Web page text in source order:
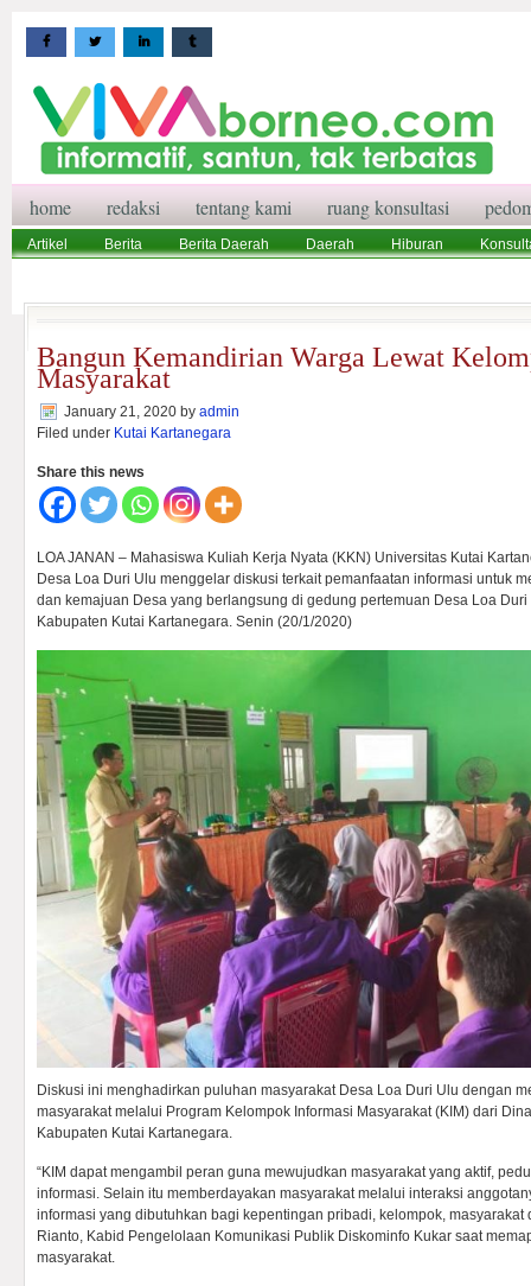
home redaksi tentang kami ruang konsultasi
Artikel Berita Berita Daerah Daerah Hiburan
Bangun Kemandirian Warga Lewat
Masyarakat
January 21, 2020 by admin
Filed under Kutai Kartanegara
Share this news
LOA JANAN – Mahasiswa Kuliah Kerja Nyata (KKN) Universitas Kutai
Desa Loa Duri Ulu menggelar diskusi terkait pemanfaatan informasi untuk
dan kemajuan Desa yang berlangsung di gedung pertemuan Desa Loa
Kabupaten Kutai Kartanegara. Senin (20/1/2020)
Diskusi ini menghadirkan puluhan masyarakat Desa Loa Duri Ulu dengan
masyarakat melalui Program Kelompok Informasi Masyarakat (KIM) dari
Kabupaten Kutai Kartanegara.
“KIM dapat mengambil peran guna mewujudkan masyarakat yang aktif,
informasi. Selain itu memberdayakan masyarakat melalui interaksi
informasi yang dibutuhkan bagi kepentingan pribadi, kelompok, masyarakat
Rianto, Kabid Pengelolaan Komunikasi Publik Diskominfo Kukar saat
masyarakat.